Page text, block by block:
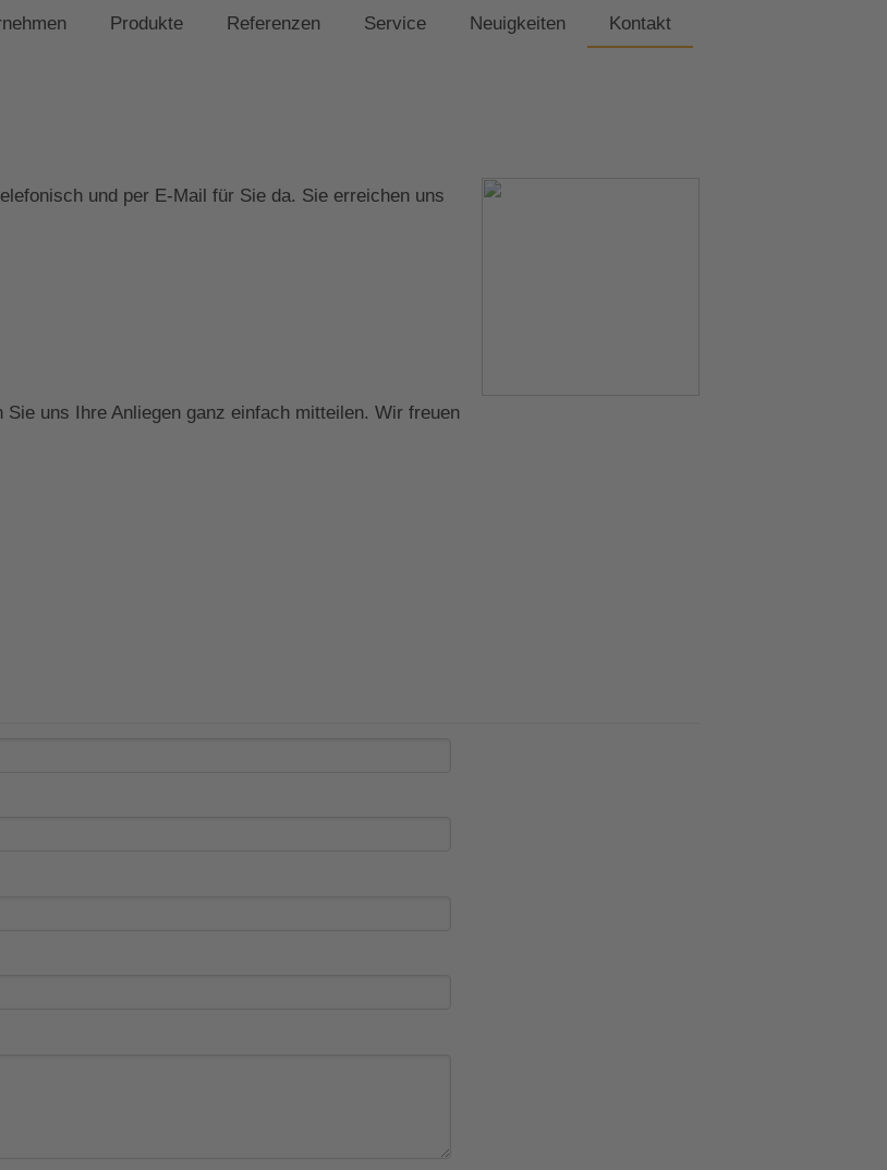
Produkte Referenzen Service Neuigkeiten Kontakt
und per E-Mail für Sie da. Sie erreichen uns
uns Ihre Anliegen ganz einfach mitteilen. Wir freuen